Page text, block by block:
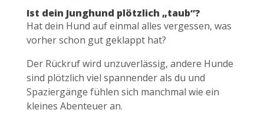
Ist dein Junghund plötzlich „taub“?
Hat dein Hund auf einmal alles vergessen, was
vorher schon gut geklappt hat?
Der Rückruf wird unzuverlässig, andere Hunde
sind plötzlich viel spannender als du und
Spaziergänge fühlen sich manchmal wie ein
kleines Abenteuer an.